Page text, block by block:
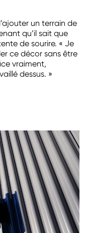
un terrain de
qu’il sait que
de sourire. « Je
ce décor sans être
vraiment,
dessus. »